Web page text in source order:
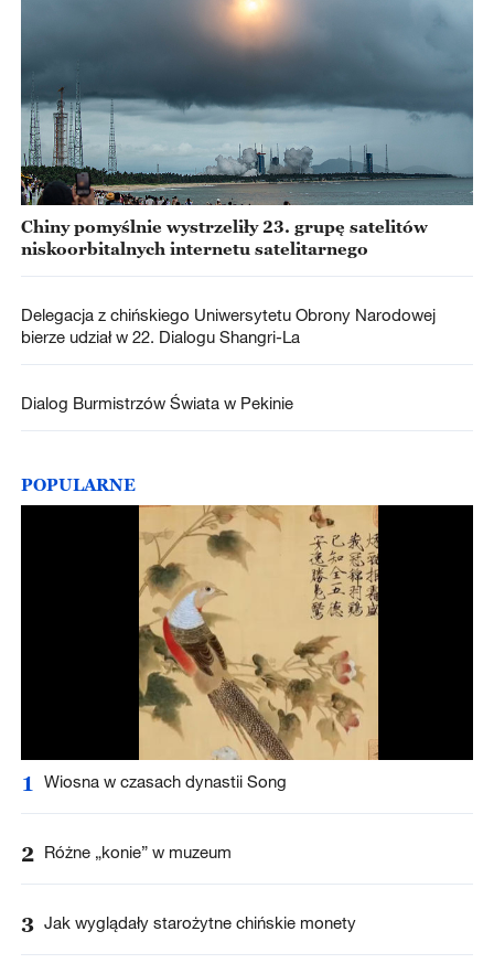
Chiny pomyślnie wystrzeliły 23. grupę satelitów
niskoorbitalnych internetu satelitarnego
Delegacja z chińskiego Uniwersytetu Obrony Narodowej
bierze udział w 22. Dialogu Shangri-La
Dialog Burmistrzów Świata w Pekinie
POPULARNE
1 Wiosna w czasach dynastii Song
2 Różne „konie” w muzeum
3 Jak wyglądały starożytne chińskie monety